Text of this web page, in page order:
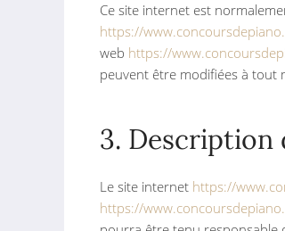
Ce site internet est
https://
web https://
peuvent être modifiées à tout
3. Description
Le site internet https://
https://